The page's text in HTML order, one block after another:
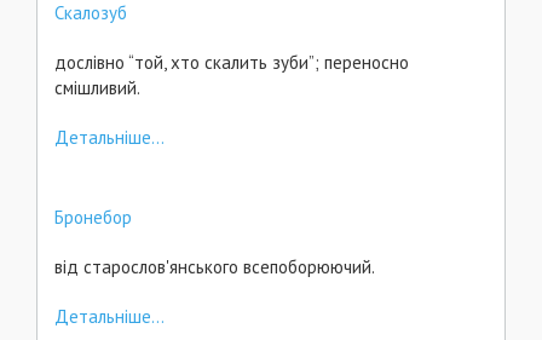
Скалозуб
дослівно “той, хто скалить зуби”; переносно
смішливий.
Детальніше...
Бронебор
від старослов'янського всепоборюючий.
Детальніше...